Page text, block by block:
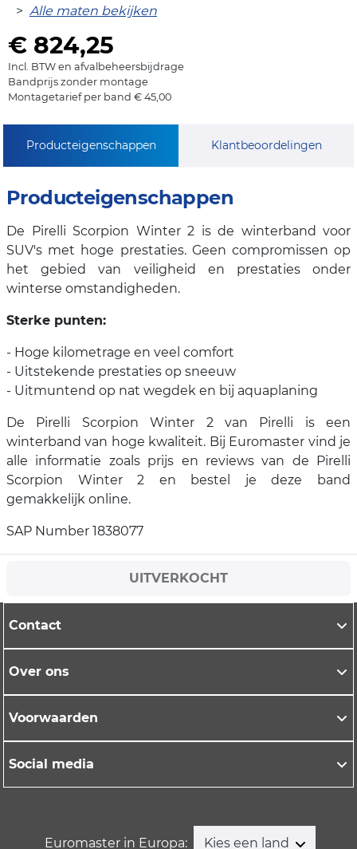
> Alle maten bekijken
€ 824,25
Incl. BTW en afvalbeheersbijdrage
Bandprijs zonder montage
Montagetarief per band € 45,00
Producteigenschappen Klantbeoordelingen
Producteigenschappen
De Pirelli Scorpion Winter 2 is de winterband voor
SUV's met hoge prestaties. Geen compromissen op
het gebied van veiligheid en prestaties onder
winterse omstandigheden.
Sterke punten:
- Hoge kilometrage en veel comfort
- Uitstekende prestaties op sneeuw
- Uitmuntend op nat wegdek en bij aquaplaning
De Pirelli Scorpion Winter 2 van Pirelli is een
winterband van hoge kwaliteit. Bij Euromaster vind je
alle informatie zoals prijs en reviews van de Pirelli
Scorpion Winter 2 en bestel je deze band
gemakkelijk online.
SAP Number 1838077
UITVERKOCHT
Contact
Over ons
Voorwaarden
Social media
Euromaster in Europa: Kies een land